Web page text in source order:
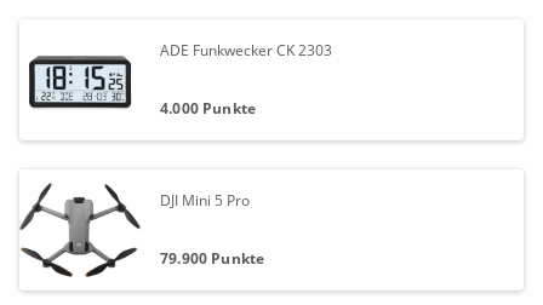
ADE Funkwecker CK 2303
4.000 Punkte
DJI Mini 5 Pro
79.900 Punkte